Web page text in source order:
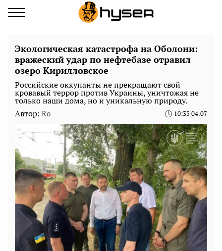
Экологическая катастрофа на Оболони:
вражеский удар по нефтебазе отравил
озеро Кирилловское
Российские оккупанты не прекращают свой
кровавый террор против Украины, уничтожая не
только наши дома, но и уникальную природу.
Автор: Ro 10:35 04.07